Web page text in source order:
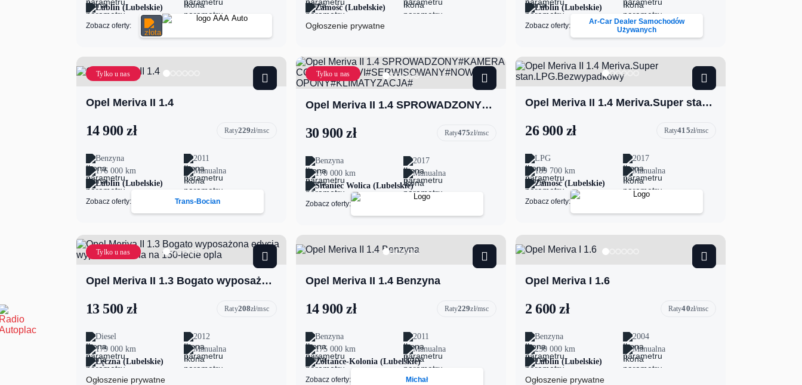
Lublin (Lubelskie)
Zobacz oferty:
Zamość (Lubelskie)
Ogłoszenie prywatne
Lublin (Lubelskie)
Zobacz oferty:
Ar-Car Dealer Samochodów
Używanych
Tylko u nas
Opel Meriva II 1.4
14 900 zł Raty229zł/msc
Benzyna
2011
176 000 km
Manualna
Lublin (Lubelskie)
Zobacz oferty: Trans-Bocian
Tylko u nas
Opel Meriva II 1.4 SPROWADZONY#KAMERA COFANIA#NAVI#SERWISOWANY#NOWE OPONY#KLIMATYZACJA#
30 900 zł Raty475zł/msc
Benzyna
2017
170 000 km
Manualna
Sitaniec Wolica (Lubelskie)
Zobacz oferty:
Opel Meriva II 1.4 Meriva.Super stan.LPG.Bezwypadkowy
26 900 zł Raty415zł/msc
LPG
2017
189 700 km
Manualna
Zamość (Lubelskie)
Zobacz oferty:
Tylko u nas
Opel Meriva II 1.3 Bogato wyposażona edycja wyprodukowana na 150-lecie opla
13 500 zł Raty208zł/msc
Diesel
2012
179 000 km
Manualna
Łęczna (Lubelskie)
Ogłoszenie prywatne
Opel Meriva II 1.4 Benzyna
14 900 zł Raty229zł/msc
Benzyna
2011
175 000 km
Manualna
Żółtańce-Kolonia (Lubelskie)
Zobacz oferty: Michał
Opel Meriva I 1.6
2 600 zł Raty40zł/msc
Benzyna
2004
230 000 km
Manualna
Lublin (Lubelskie)
Ogłoszenie prywatne